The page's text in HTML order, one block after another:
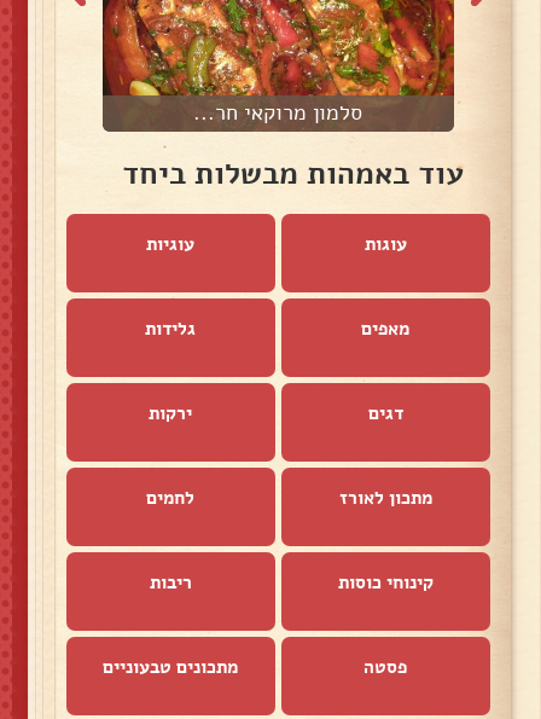
סלמון מרוקאי חר...
עוד באמהות מבשלות ביחד
עוגות עוגיות
מאפים גלידות
דגים ירקות
מתכון לאורז לחמים
קינוחי כוסות ריבות
פסטה מתכונים טבעוניים